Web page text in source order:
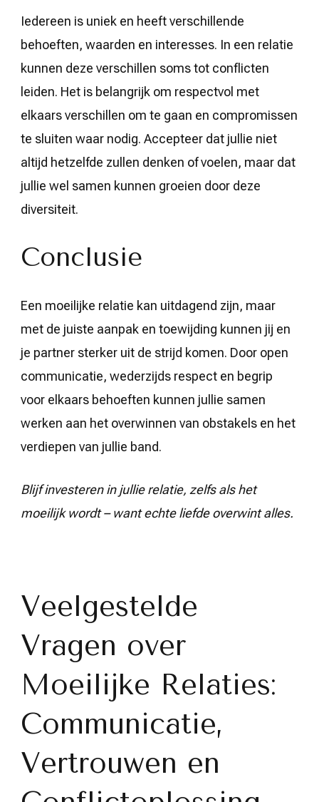
Iedereen is uniek en heeft verschillende
behoeften, waarden en interesses. In een relatie
kunnen deze verschillen soms tot conflicten
leiden. Het is belangrijk om respectvol met
elkaars verschillen om te gaan en compromissen
te sluiten waar nodig. Accepteer dat jullie niet
altijd hetzelfde zullen denken of voelen, maar dat
jullie wel samen kunnen groeien door deze
diversiteit.
Conclusie
Een moeilijke relatie kan uitdagend zijn, maar
met de juiste aanpak en toewijding kunnen jij en
je partner sterker uit de strijd komen. Door open
communicatie, wederzijds respect en begrip
voor elkaars behoeften kunnen jullie samen
werken aan het overwinnen van obstakels en het
verdiepen van jullie band.
Blijf investeren in jullie relatie, zelfs als het
moeilijk wordt – want echte liefde overwint alles.
Veelgestelde
Vragen over
Moeilijke Relaties:
Communicatie,
Vertrouwen en